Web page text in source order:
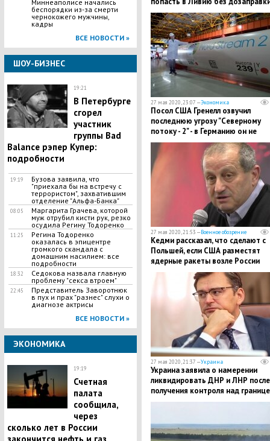
Миннеаполисе начались
беспорядки из-за смерти
чернокожего мужчины,
кадры
ВСЕ НОВОСТИ »
ШОУ-БИЗНЕС
19:21
В Петербурге
сгорел
участник
группы Bad
Balance рэпер Купер:
подробности
19:19
Бузова заявила, что
"приехала бы на встречу с
террористом", захватившим
отделение "Альфа-Банка"
08:05
Маргарита Грачева, которой
муж отрубил кисти рук, резко
осудила Регину Тодоренко
11:25
Регина Тодоренко
оказалась в эпицентре
громкого скандала с
домашним насилием: все
подробности
18:32
Седокова назвала главную
проблему "секса втроем"
22:45
Представитель Заворотнюк
в пух и прах "разнес" слухи о
диагнозе актрисы
ВСЕ НОВОСТИ »
ЭКОНОМИКА
19:19
Счетная
палата
сообщила,
через
сколько лет в России
27 мая 2020, 23:07 —Экономика
Посол США Гренелл озвучил
последнюю угрозу "Северному
потоку - 2" - в Германию он не
вернется
27 мая 2020, 21:53 —Военное обозрение
Кедми рассказал, что сделают с
Польшей, если США разместят
ядерные ракеты возле России
27 мая 2020, 21:37 —Украина
Украина заявила о намерении
ликвидировать ДНР и ЛНР после
получения контроля над